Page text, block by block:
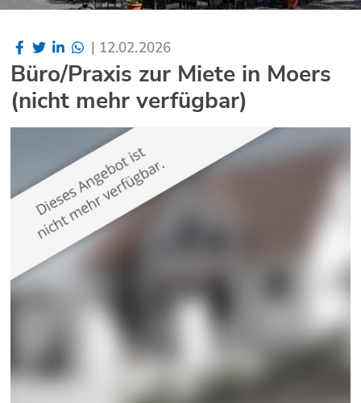
| 12.02.2026
Büro/Praxis zur Miete in Moers
(nicht mehr verfügbar)